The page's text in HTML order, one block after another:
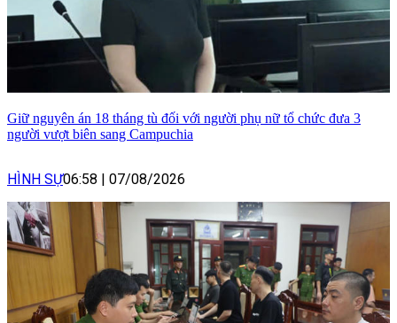
Giữ nguyên án 18 tháng tù đối với người phụ nữ tổ chức đưa 3
người vượt biên sang Campuchia
HÌNH SỰ06:58 07/08/2026